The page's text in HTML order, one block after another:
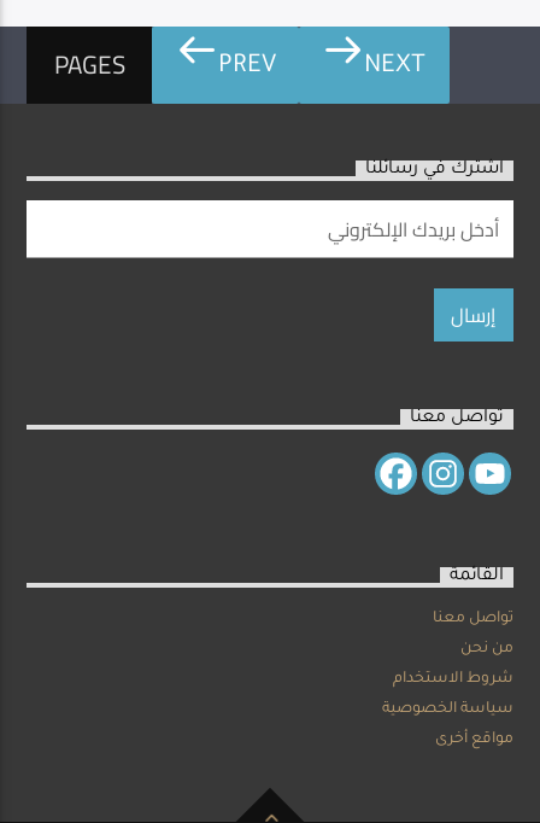
PAGES PREV NEXT
اشترك في رسائلنا
تواصل معنا
القائمة
تواصل معنا
من نحن
شروط الاستخدام
سياسة الخصوصية
مواقع أخرى